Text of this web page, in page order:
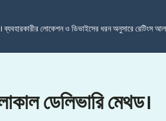
লোকেশন ও ডিভাইসের ধরন অনুসারে রেটিংস
ডেলিভারি মেথড।